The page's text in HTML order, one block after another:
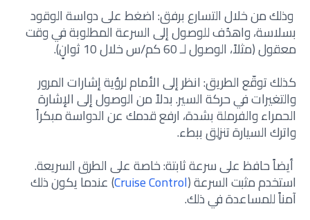
وذلك من خلال التسارع برفق: اضغط على دواسة الوقود
بسلاسة، واهدُف للوصول إلى السرعة المطلوبة في وقت
معقول (مثلاً، الوصول لـ 60 كم/س خلال 10 ثوانٍ).
كذلك توقّع الطريق: انظر إلى الأمام لرؤية إشارات المرور
والتغيرات في حركة السير. بدلاً من الوصول إلى الإشارة
الحمراء والفرملة بشدة، ارفع قدمك عن الدواسة مبكراً
واترك السيارة تنزلِق ببطء.
أيضاً حافظ على سرعة ثابتة: خاصة على الطرق السريعة.
استخدم مثبت السرعة (Cruise Control) عندما يكون ذلك
آمناً للمساعدة في ذلك.